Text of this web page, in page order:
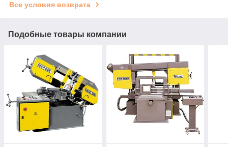
Все условия возврата
Подобные товары компании